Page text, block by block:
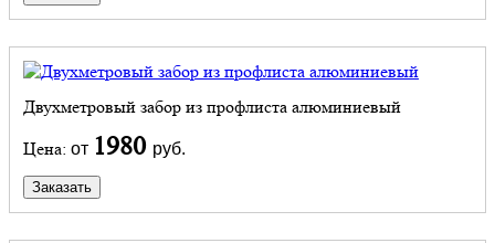
Двухметровый забор из профлиста алюминиевый
Цена: от 1980 руб.
Заказать